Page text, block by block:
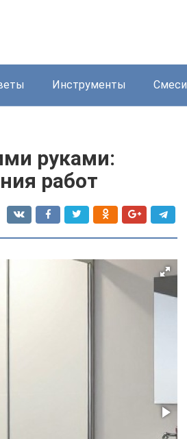
Инструменты Смеси
руками:
работ